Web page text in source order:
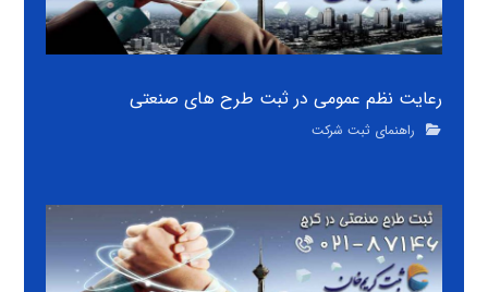
رعایت نظم عمومی در ثبت طرح های صنعتی
راهنمای ثبت شرکت